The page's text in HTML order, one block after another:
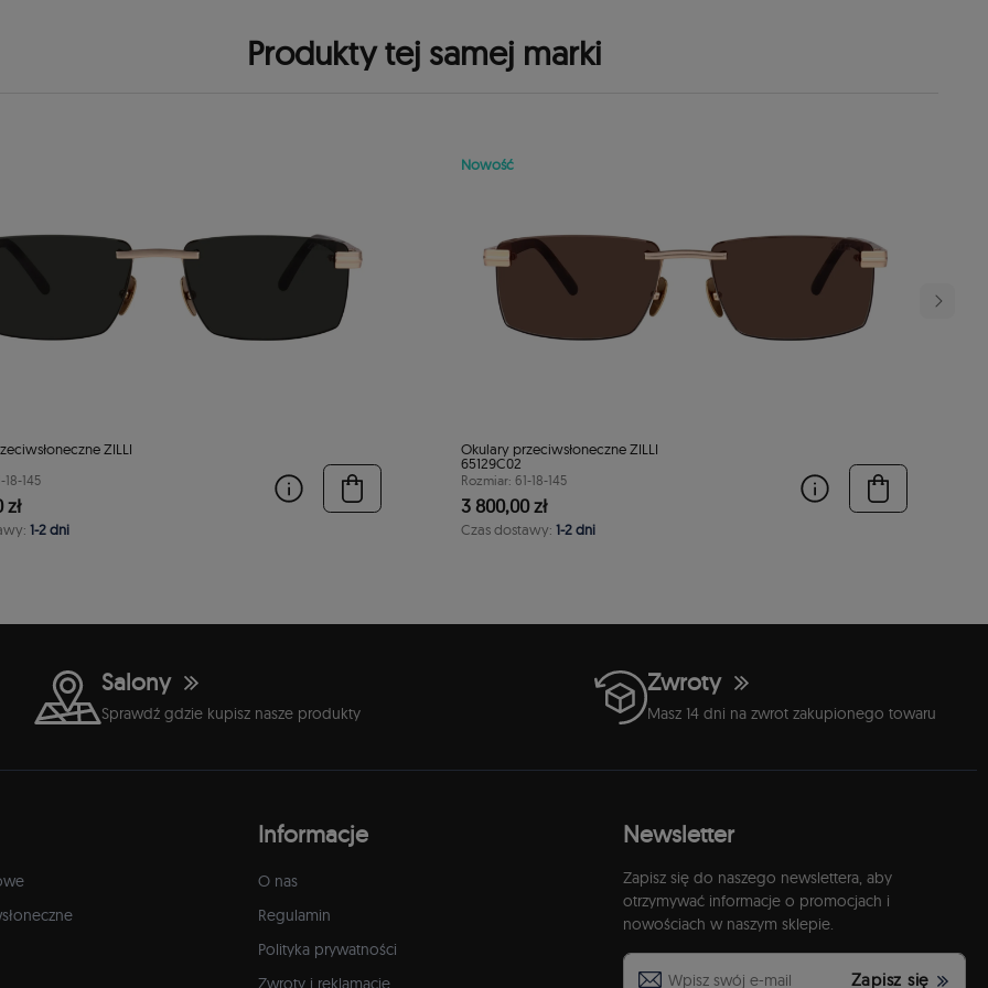
Produkty tej samej marki
ZILLI
18-145
1-2 dni
Nowość
Okulary przeciwsłoneczne ZILLI
65129C02
Rozmiar: 61-18-145
3 800,00 zł
Czas dostawy: 1-2 dni
Salony
Sprawdź gdzie kupisz nasze produkty
Zwroty
Masz 14 dni na zwrot zakupionego towaru
Informacje
O nas
Regulamin
Polityka prywatności
Zwroty i reklamacje
Newsletter
Zapisz się do naszego newslettera, aby
otrzymywać informacje o promocjach i
nowościach w naszym sklepie.